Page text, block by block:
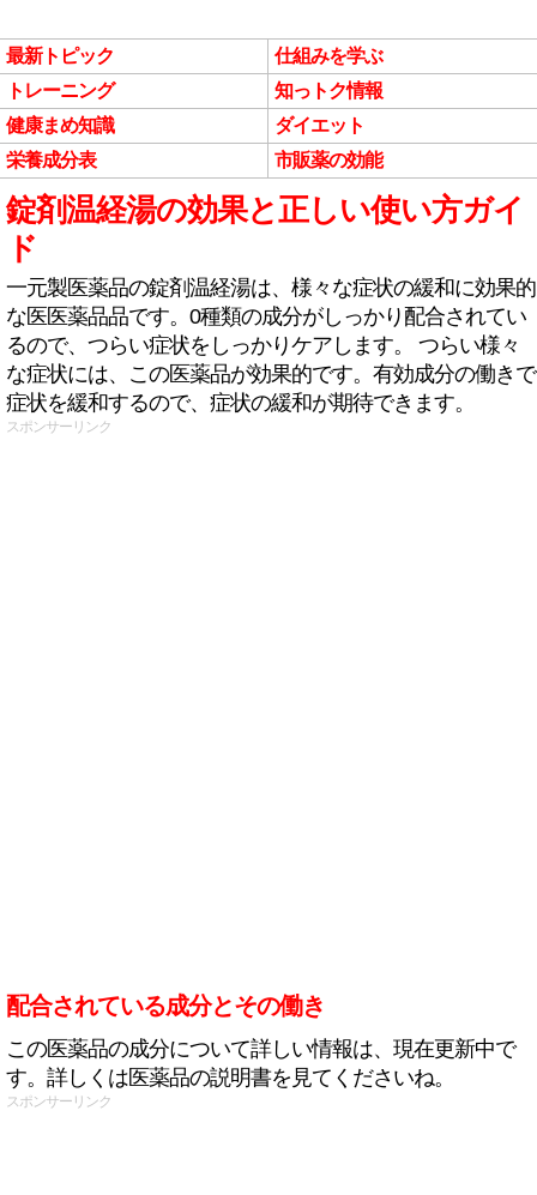
最新トピック
仕組みを学ぶ
トレーニング
知っトク情報
健康まめ知識
ダイエット
栄養成分表
市販薬の効能
錠剤温経湯の効果と正しい使い方ガイ
ド
一元製医薬品の錠剤温経湯は、様々な症状の緩和に効果的
な医医薬品品です。0種類の成分がしっかり配合されてい
るので、つらい症状をしっかりケアします。 つらい様々
な症状には、この医薬品が効果的です。有効成分の働きで
症状を緩和するので、症状の緩和が期待できます。
スポンサーリンク
配合されている成分とその働き
この医薬品の成分について詳しい情報は、現在更新中で
す。詳しくは医薬品の説明書を見てくださいね。
スポンサーリンク